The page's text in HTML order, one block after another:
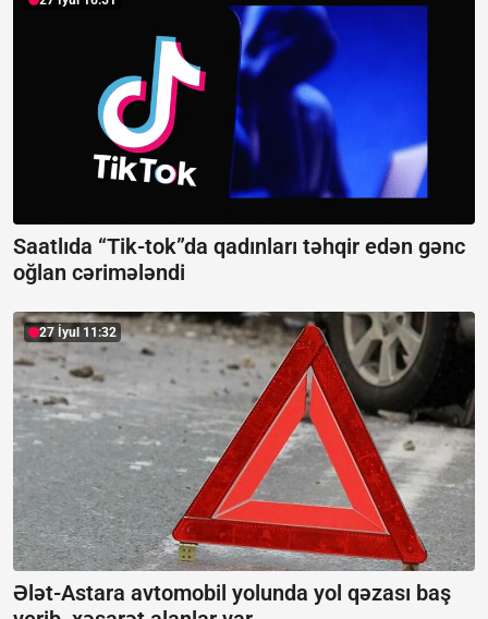
Saatlıda “Tik-tok”da qadınları təhqir edən gənc
oğlan cərimələndi
27 İyul 11:32
Ələt-Astara avtomobil yolunda yol qəzası baş